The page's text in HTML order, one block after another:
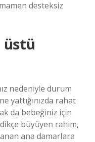
desteksiz
üstü
nedeniyle durum
yattığınızda rahat
da bebeğiniz için
büyüyen rahim,
ana damarlara